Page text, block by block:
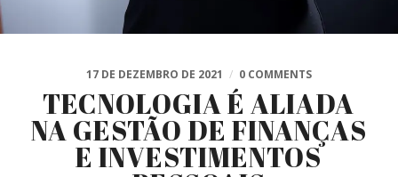
17 DE DEZEMBRO DE 2021 / 0 COMMENTS
TECNOLOGIA É ALIADA
NA GESTÃO DE FINANÇAS
E INVESTIMENTOS